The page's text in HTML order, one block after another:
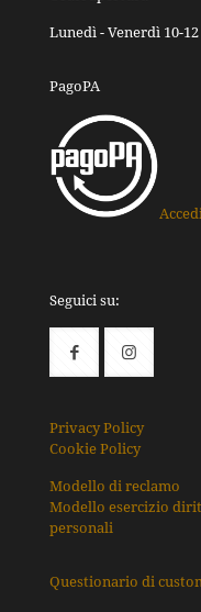
Lunedì - Venerdì 10-12
PagoPA
Seguici su:
Privacy Policy
Cookie Policy
Modello di reclamo
Modello esercizio
personali
Questionario di